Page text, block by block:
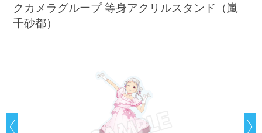
クカメラグループ 等身アクリルスタンド（嵐
千砂都）